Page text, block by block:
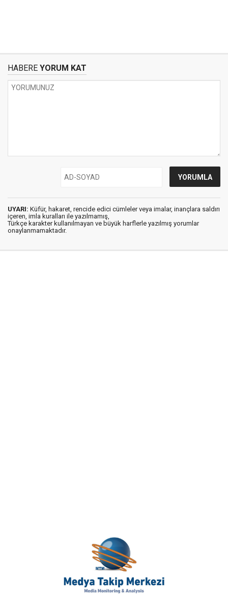
HABERE YORUM KAT
UYARI: Küfür, hakaret, rencide edici cümleler veya imalar, inançlara saldırı
içeren, imla kuralları ile yazılmamış,
Türkçe karakter kullanılmayan ve büyük harflerle yazılmış yorumlar
onaylanmamaktadır.